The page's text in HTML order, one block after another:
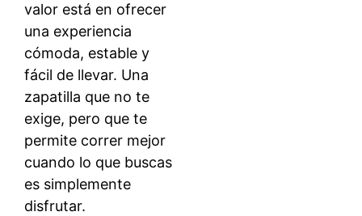
valor está en ofrecer
una experiencia
cómoda, estable y
fácil de llevar. Una
zapatilla que no te
exige, pero que te
permite correr mejor
cuando lo que buscas
es simplemente
disfrutar.